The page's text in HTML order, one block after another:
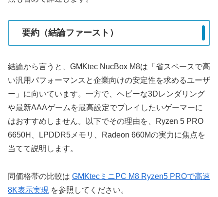
要約（結論ファースト）
結論から言うと、GMKtec NucBox M8は「省スペースで高
い汎用パフォーマンスと企業向けの安定性を求めるユーザ
ー」に向いています。一方で、ヘビーな3Dレンダリング
や最新AAAゲームを最高設定でプレイしたいゲーマーに
はおすすめしません。以下でその理由を、Ryzen 5 PRO
6650H、LPDDR5メモリ、Radeon 660Mの実力に焦点を
当てて説明します。
同価格帯の比較は GMKtecミニPC M8 Ryzen5 PROで高速
8K表示実現 を参照してください。